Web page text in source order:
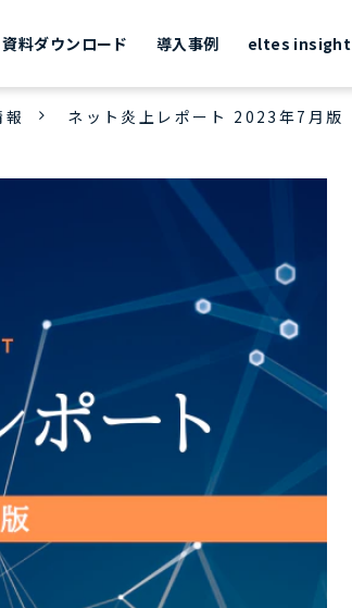
資料ダウンロード 導入事例 eltes insight
ネット炎上レポート 2023年7月版